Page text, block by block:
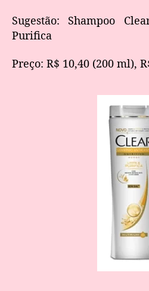
Sugestão: Shampoo
Purifica
Preço: R$ 10,40 (200 ml),